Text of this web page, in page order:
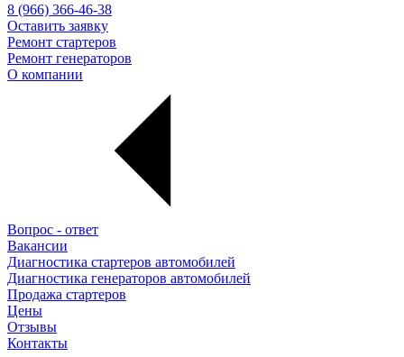
8 (966) 366-46-38
Оставить заявку
Ремонт стартеров
Ремонт генераторов
О компании
Вопрос - ответ
Вакансии
Диагностика стартеров автомобилей
Диагностика генераторов автомобилей
Продажа стартеров
Цены
Отзывы
Контакты